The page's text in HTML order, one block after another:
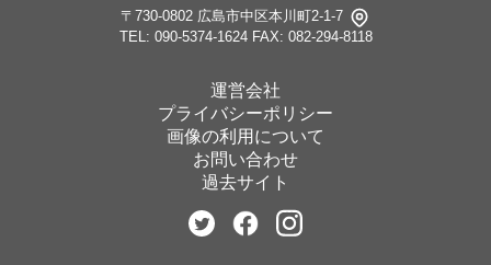
〒730-0802 広島市中区本川町2-1-7
TEL: 090-5374-1624 FAX: 082-294-8118
運営会社
プライバシーポリシー
画像の利用について
お問い合わせ
過去サイト